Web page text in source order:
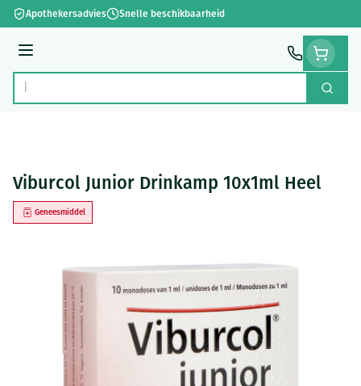
Ga naar de inhoud
Apothekersadvies Snelle beschikbaarheid
Menu
Product, merk, categorie... Zoek
Viburcol Junior Drinkamp 10x1ml Heel
Geneesmiddel